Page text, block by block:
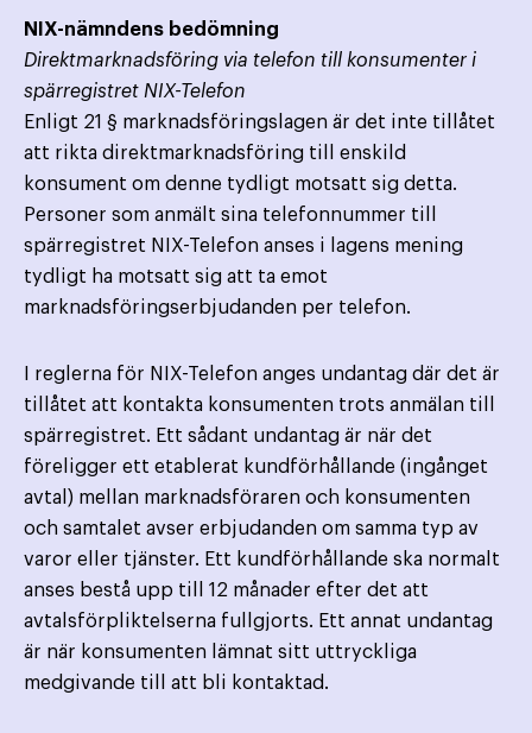
NIX-nämndens bedömning
Direktmarknadsföring via telefon till konsumenter i
spärregistret NIX-Telefon
Enligt 21 § marknadsföringslagen är det inte tillåtet
att rikta direktmarknadsföring till enskild
konsument om denne tydligt motsatt sig detta.
Personer som anmält sina telefonnummer till
spärregistret NIX-Telefon anses i lagens mening
tydligt ha motsatt sig att ta emot
marknadsföringserbjudanden per telefon.
I reglerna för NIX-Telefon anges undantag där det är
tillåtet att kontakta konsumenten trots anmälan till
spärregistret. Ett sådant undantag är när det
föreligger ett etablerat kundförhållande (ingånget
avtal) mellan marknadsföraren och konsumenten
och samtalet avser erbjudanden om samma typ av
varor eller tjänster. Ett kundförhållande ska normalt
anses bestå upp till 12 månader efter det att
avtalsförpliktelserna fullgjorts. Ett annat undantag
är när konsumenten lämnat sitt uttryckliga
medgivande till att bli kontaktad.